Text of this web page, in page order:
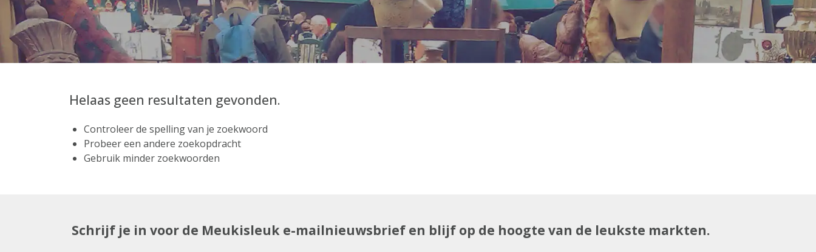
Helaas geen resultaten gevonden.
Controleer de spelling van je zoekwoord
Probeer een andere zoekopdracht
Gebruik minder zoekwoorden
Schrijf je in voor de Meukisleuk e-mailnieuwsbrief en blijf op de hoogte van de leukste markten.